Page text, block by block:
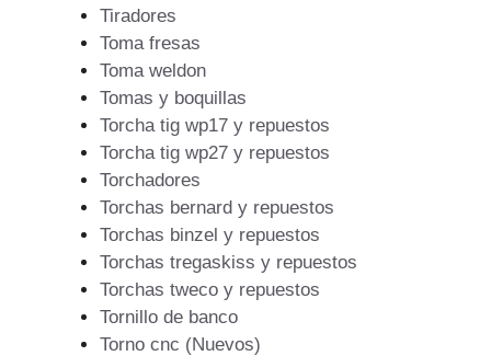
Tiradores
Toma fresas
Toma weldon
Tomas y boquillas
Torcha tig wp17 y repuestos
Torcha tig wp27 y repuestos
Torchadores
Torchas bernard y repuestos
Torchas binzel y repuestos
Torchas tregaskiss y repuestos
Torchas tweco y repuestos
Tornillo de banco
Torno cnc (Nuevos)